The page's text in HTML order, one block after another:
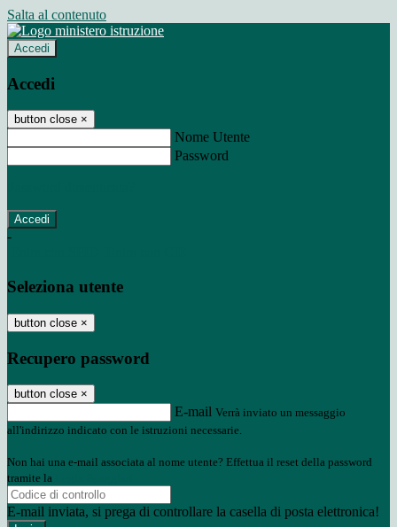
Salta al contenuto
Accedi
Accedi
button close ×
Nome Utente
Password
-
Seleziona utente
button close ×
Recupero password
button close ×
E-mail Verrà inviato un messaggio
all'indirizzo indicato con le istruzioni necessarie.
Non hai una e-mail associata al nome utente? Effettua il reset della password
tramite la
E-mail inviata, si prega di controllare la casella di posta elettronica!